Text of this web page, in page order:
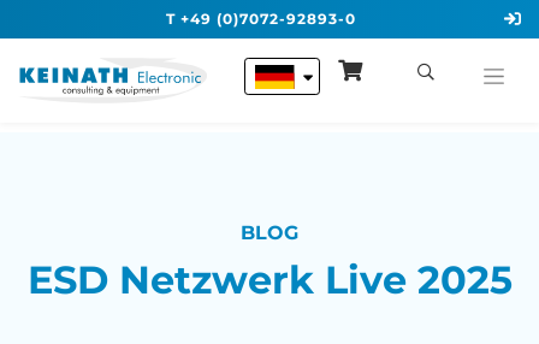
T +49 (0)7072-92893-0
BLOG
ESD Netzwerk Live 2025